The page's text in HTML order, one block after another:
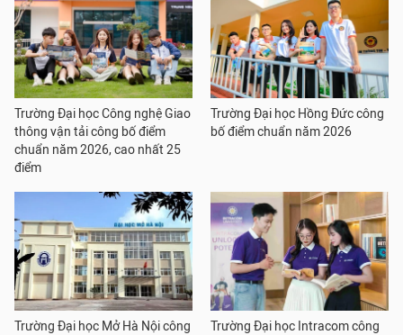
Trường Đại học Công nghệ Giao
thông vận tải công bố điểm
chuẩn năm 2026, cao nhất 25
điểm
Trường Đại học Hồng Đức công
bố điểm chuẩn năm 2026
Trường Đại học Mở Hà Nội công
Trường Đại học Intracom công